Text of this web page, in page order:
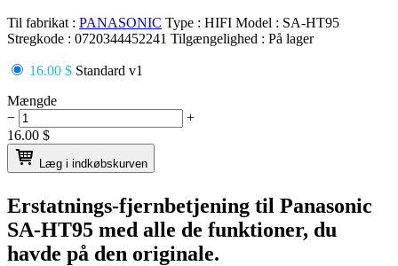
Til fabrikat : PANASONIC Type : HIFI Model : SA-HT95
Stregkode : 0720344452241 Tilgængelighed : På lager
16.00 $ Standard v1
Mængde
−
+
16.00 $
Læg i indkøbskurven
Erstatnings-fjernbetjening til Panasonic
SA-HT95 med alle de funktioner, du
havde på den originale.